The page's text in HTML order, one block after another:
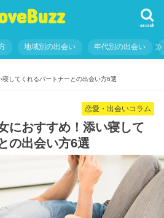
search
地域別の出会い 年代別の出会い
してくれるパートナーとの出会い方6選
恋愛・出会いコラム
におすすめ！添い寝して
の出会い方6選